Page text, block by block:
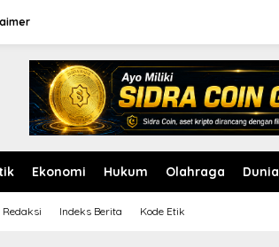
Ekonomi Hukum Olahraga Dunia
Redaksi Indeks Berita Kode Etik